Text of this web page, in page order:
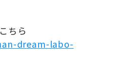
ちら
dream-labo-